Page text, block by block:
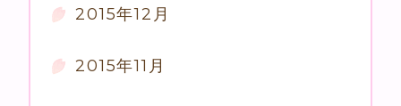
2015年12月
2015年11月